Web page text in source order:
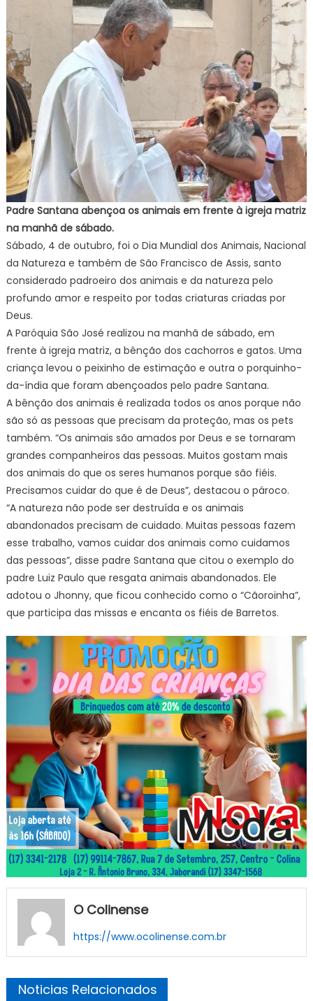
Padre Santana abençoa os animais em frente à igreja matriz
na manhã de sábado.
Sábado, 4 de outubro, foi o Dia Mundial dos Animais, Nacional
da Natureza e também de São Francisco de Assis, santo
considerado padroeiro dos animais e da natureza pelo
profundo amor e respeito por todas criaturas criadas por
Deus.
A Paróquia São José realizou na manhã de sábado, em
frente à igreja matriz, a bênção dos cachorros e gatos. Uma
criança levou o peixinho de estimação e outra o porquinho-
da-índia que foram abençoados pelo padre Santana.
A bênção dos animais é realizada todos os anos porque não
são só as pessoas que precisam da proteção, mas os pets
também. “Os animais são amados por Deus e se tornaram
grandes companheiros das pessoas. Muitos gostam mais
dos animais do que os seres humanos porque são fiéis.
Precisamos cuidar do que é de Deus”, destacou o pároco.
“A natureza não pode ser destruída e os animais
abandonados precisam de cuidado. Muitas pessoas fazem
esse trabalho, vamos cuidar dos animais como cuidamos
das pessoas”, disse padre Santana que citou o exemplo do
padre Luiz Paulo que resgata animais abandonados. Ele
adotou o Jhonny, que ficou conhecido como o “Cãoroinha”,
que participa das missas e encanta os fiéis de Barretos.
O Colinense
https://www.ocolinense.com.br
Noticias Relacionados